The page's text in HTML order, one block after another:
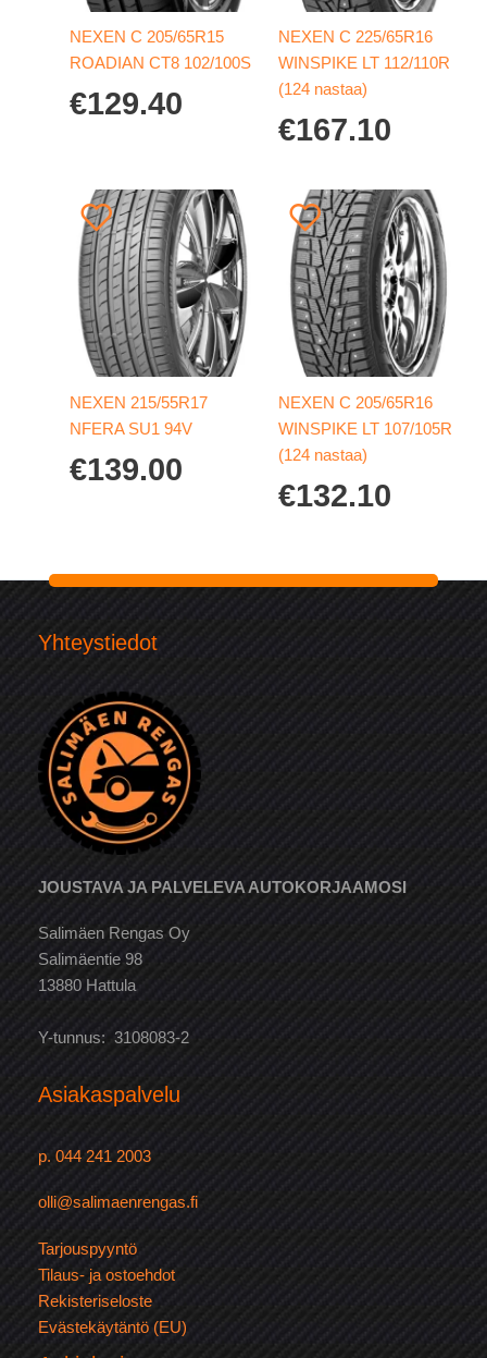
NEXEN C 205/65R15
ROADIAN CT8 102/100S
€129.40
NEXEN C 225/65R16
WINSPIKE LT 112/110R
(124 nastaa)
€167.10
NEXEN 215/55R17
NFERA SU1 94V
€139.00
NEXEN C 205/65R16
WINSPIKE LT 107/105R
(124 nastaa)
€132.10
Yhteystiedot
JOUSTAVA JA PALVELEVA AUTOKORJAAMOSI
Salimäen Rengas Oy
Salimäentie 98
13880 Hattula
Y-tunnus: 3108083-2
Asiakaspalvelu
p. 044 241 2003
olli@salimaenrengas.fi
Tarjouspyyntö
Tilaus- ja ostoehdot
Rekisteriseloste
Evästekäytäntö (EU)